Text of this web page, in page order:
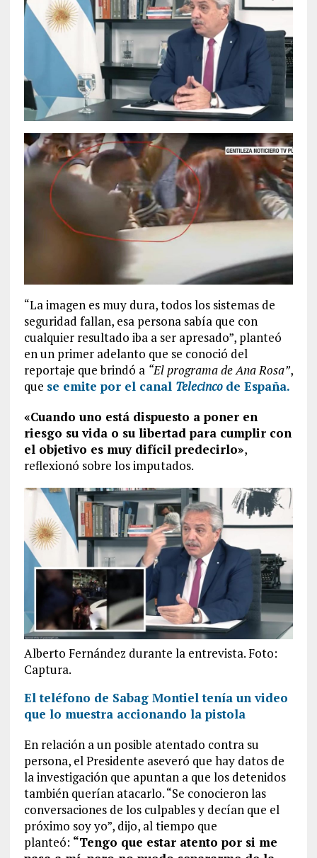
“La imagen es muy dura, todos los sistemas de
seguridad fallan, esa persona sabía que con
cualquier resultado iba a ser apresado”, planteó
en un primer adelanto que se conoció del
reportaje que brindó a “El programa de Ana Rosa”,
que se emite por el canal Telecinco de España.
«Cuando uno está dispuesto a poner en
riesgo su vida o su libertad para cumplir con
el objetivo es muy difícil predecirlo»,
reflexionó sobre los imputados.
Alberto Fernández durante la entrevista. Foto:
Captura.
El teléfono de Sabag Montiel tenía un video
que lo muestra accionando la pistola
En relación a un posible atentado contra su
persona, el Presidente aseveró que hay datos de
la investigación que apuntan a que los detenidos
también querían atacarlo. “Se conocieron las
conversaciones de los culpables y decían que el
próximo soy yo”, dijo, al tiempo que
planteó: “Tengo que estar atento por si me